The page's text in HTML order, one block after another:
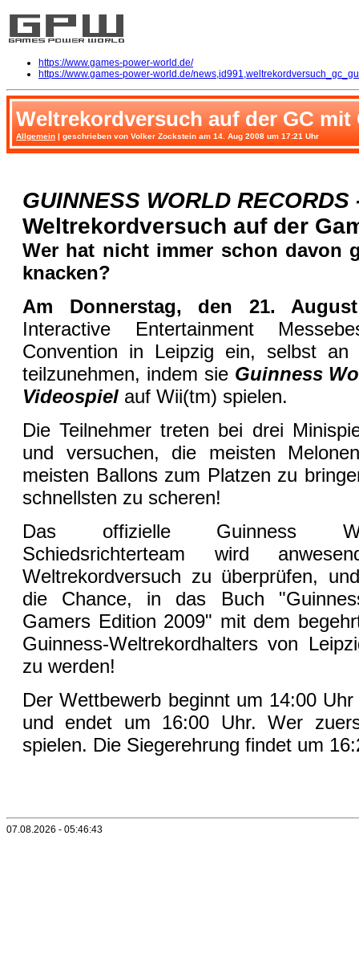
https://www.games-power-world.de/
https://www.games-power-world.de/
Weltrekordversuch auf der GC
Allgemein | geschrieben von Volker Zockstein am 14. Aug 2008 um 17:21 Uhr
GUINNESS WORLD
Weltrekordversuch auf der
Wer hat nicht immer schon davon
knacken?
Am Donnerstag, den 21. August
Interactive Entertainment
Convention in Leipzig ein, selbst an
teilzunehmen, indem sie Guinness
Videospiel auf Wii(tm) spielen.
Die Teilnehmer treten bei drei
und versuchen, die meisten
meisten Ballons zum Platzen zu
schnellsten zu scheren!
Das offizielle Guinness
Schiedsrichterteam wird
Weltrekordversuch zu überprüfen,
die Chance, in das Buch
Gamers Edition 2009" mit dem
Guinness-Weltrekordhalters von
zu werden!
Der Wettbewerb beginnt um 14:00
und endet um 16:00 Uhr. Wer
spielen. Die Siegerehrung findet um
07.08.2026 - 05:46:43